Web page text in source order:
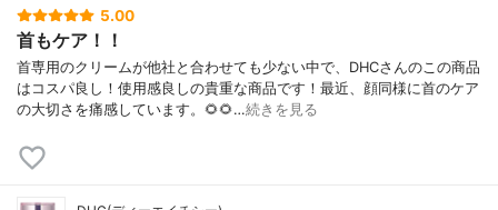
5.00
首もケア！！
首専用のクリームが他社と合わせても少ない中で、DHCさんのこの商品
はコスパ良し！使用感良しの貴重な商品です！最近、顔同様に首のケア
の大切さを痛感しています。🌻🌻…続きを見る